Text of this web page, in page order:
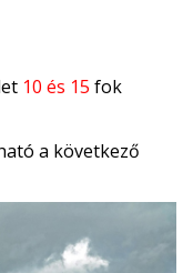
10 és 15 fok
a következő